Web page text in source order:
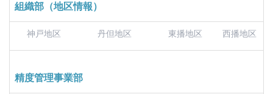
組織部（地区情報）
神戸地区 丹但地区 東播地区 西播地区
精度管理事業部